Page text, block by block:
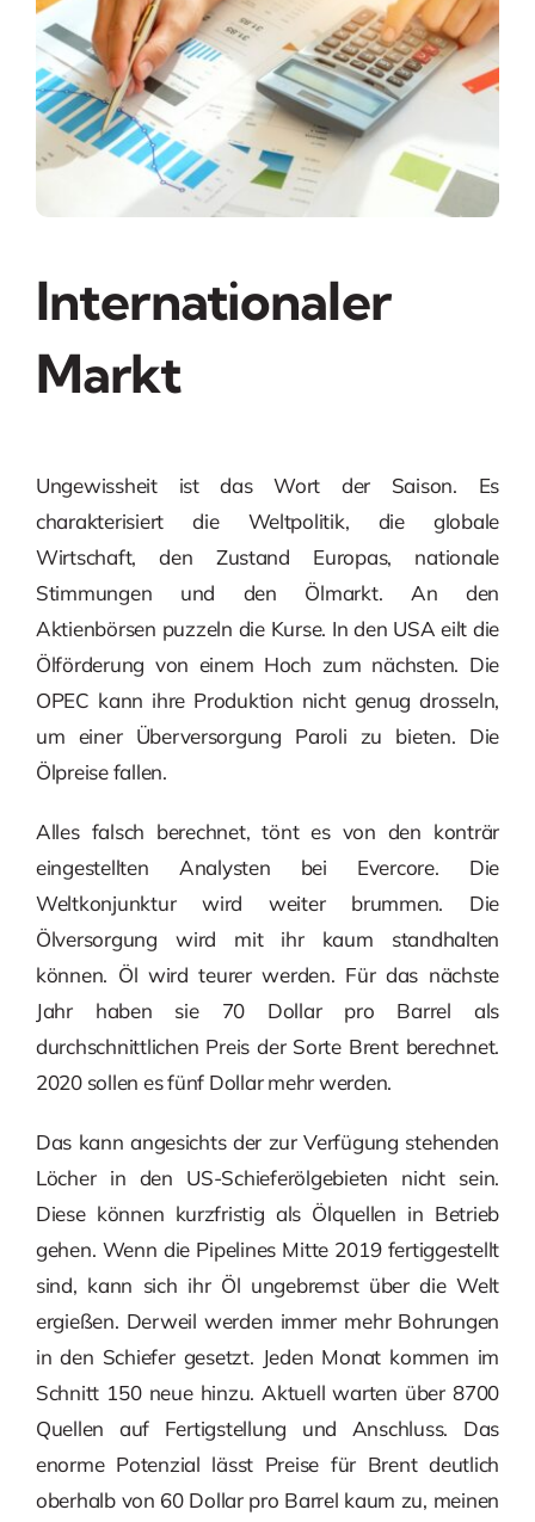
Internationaler
Markt
Ungewissheit ist das Wort der Saison. Es
charakterisiert die Weltpolitik, die globale
Wirtschaft, den Zustand Europas, nationale
Stimmungen und den Ölmarkt. An den
Aktienbörsen puzzeln die Kurse. In den USA eilt die
Ölförderung von einem Hoch zum nächsten. Die
OPEC kann ihre Produktion nicht genug drosseln,
um einer Überversorgung Paroli zu bieten. Die
Ölpreise fallen.
Alles falsch berechnet, tönt es von den konträr
eingestellten Analysten bei Evercore. Die
Weltkonjunktur wird weiter brummen. Die
Ölversorgung wird mit ihr kaum standhalten
können. Öl wird teurer werden. Für das nächste
Jahr haben sie 70 Dollar pro Barrel als
durchschnittlichen Preis der Sorte Brent berechnet.
2020 sollen es fünf Dollar mehr werden.
Das kann angesichts der zur Verfügung stehenden
Löcher in den US-Schieferölgebieten nicht sein.
Diese können kurzfristig als Ölquellen in Betrieb
gehen. Wenn die Pipelines Mitte 2019 fertiggestellt
sind, kann sich ihr Öl ungebremst über die Welt
ergießen. Derweil werden immer mehr Bohrungen
in den Schiefer gesetzt. Jeden Monat kommen im
Schnitt 150 neue hinzu. Aktuell warten über 8700
Quellen auf Fertigstellung und Anschluss. Das
enorme Potenzial lässt Preise für Brent deutlich
oberhalb von 60 Dollar pro Barrel kaum zu, meinen